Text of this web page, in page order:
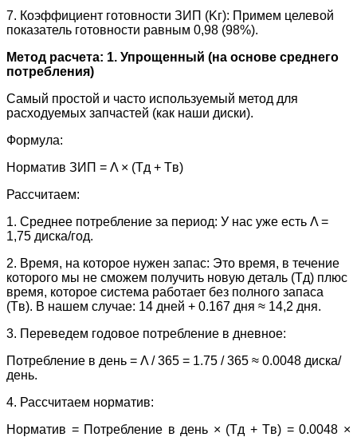
7. Коэффициент готовности ЗИП (Kг): Примем целевой
показатель готовности равным 0,98 (98%).
Метод расчета: 1. Упрощенный (на основе среднего
потребления)
Самый простой и часто используемый метод для
расходуемых запчастей (как наши диски).
Формула:
Норматив ЗИП = Λ × (Tд + Tв)
Рассчитаем:
1. Среднее потребление за период: У нас уже есть Λ =
1,75 диска/год.
2. Время, на которое нужен запас: Это время, в течение
которого мы не сможем получить новую деталь (Tд) плюс
время, которое система работает без полного запаса
(Tв). В нашем случае: 14 дней + 0.167 дня ≈ 14,2 дня.
3. Переведем годовое потребление в дневное:
Потребление в день = Λ / 365 = 1.75 / 365 ≈ 0.0048 диска/
день.
4. Рассчитаем норматив:
Норматив = Потребление в день × (Tд + Tв) = 0.0048 ×